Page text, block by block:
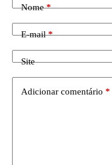
Nome*
E-mail*
Site
Adicionar comentário *